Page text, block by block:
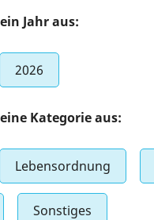
Jahr aus:
2026
Kategorie aus:
Lebensordnung
Sonstiges